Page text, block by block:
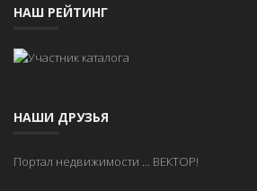
НАШ РЕЙТИНГ
НАШИ ДРУЗЬЯ
Портал недвижимости ... ВЕКТОР!